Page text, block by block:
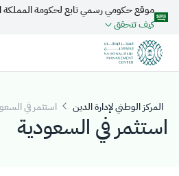
تخطي إلى المحتوى الرئيسي
موقع حكومي رسمي تابع لحكومة المملكة
كيف تتحقق
المركز الوطني لإدارة الدين استثمر في
استثمر في السعودية